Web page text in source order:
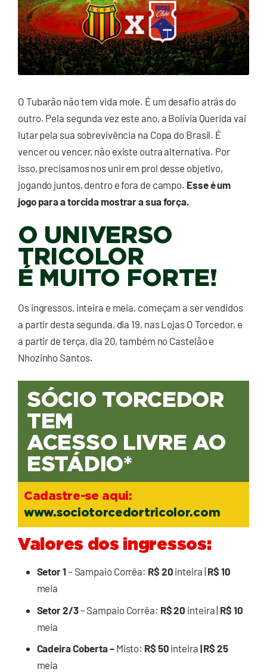
O Tubarão não tem vida mole. É um desafio atrás do
outro. Pela segunda vez este ano, a Bolívia Querida vai
lutar pela sua sobrevivência na Copa do Brasil. É
vencer ou vencer, não existe outra alternativa. Por
isso, precisamos nos unir em prol desse objetivo,
jogando juntos, dentro e fora de campo. Esse é um
jogo para a torcida mostrar a sua força.
O UNIVERSO
TRICOLOR
É MUITO FORTE!
Os ingressos, inteira e meia, começam a ser vendidos
a partir desta segunda, dia 19, nas Lojas O Torcedor, e
a partir de terça, dia 20, também no Castelão e
Nhozinho Santos.
SÓCIO TORCEDOR
TEM
ACESSO LIVRE AO
ESTÁDIO*
Cadastre-se aqui:
www.sociotorcedortricolor.com
Valores dos ingressos:
Setor 1 – Sampaio Corrêa: R$ 20 inteira | R$ 10
meia
Setor 2/3– Sampaio Corrêa: R$ 20 inteira | R$ 10
meia
Cadeira Coberta –Misto: R$ 50 inteira | R$ 25
meia